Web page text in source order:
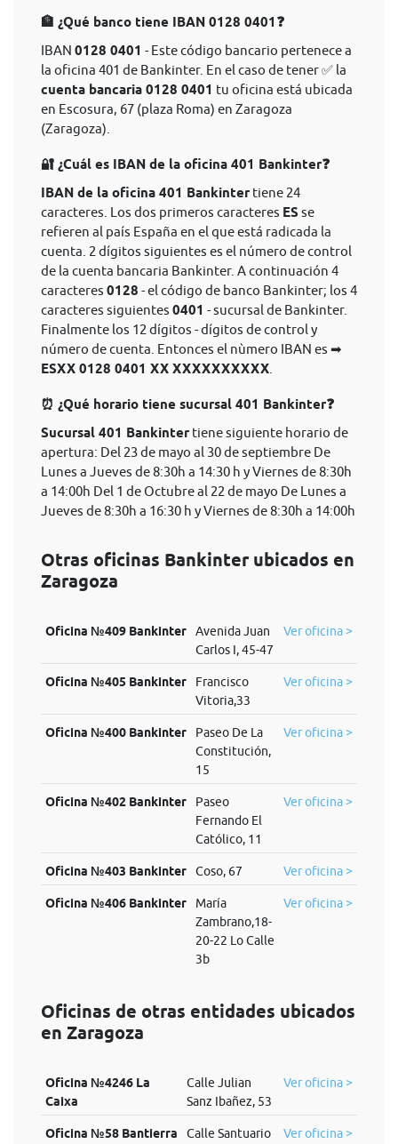
🏦 ¿Qué banco tiene IBAN 0128 0401❓
IBAN 0128 0401 - Este código bancario pertenece a
la oficina 401 de Bankinter. En el caso de tener ✅ la
cuenta bancaria 0128 0401 tu oficina está ubicada
en Escosura, 67 (plaza Roma) en Zaragoza
(Zaragoza).
🔐 ¿Cuál es IBAN de la oficina 401 Bankinter❓
IBAN de la oficina 401 Bankinter tiene 24
caracteres. Los dos primeros caracteres ES se
refieren al país España en el que está radicada la
cuenta. 2 dígitos siguientes es el número de control
de la cuenta bancaria Bankinter. A continuación 4
caracteres 0128 - el código de banco Bankinter; los 4
caracteres siguientes 0401 - sucursal de Bankinter.
Finalmente los 12 dígitos - dígitos de control y
número de cuenta. Entonces el nùmero IBAN es ➡
ESXX 0128 0401 XX XXXXXXXXXX
⏰ ¿Qué horario tiene sucursal 401 Bankinter❓
Sucursal 401 Bankinter tiene siguiente horario de
apertura: Del 23 de mayo al 30 de septiembre De
Lunes a Jueves de 8:30h a 14:30 h y Viernes de 8:30h
a 14:00h Del 1 de Octubre al 22 de mayo De Lunes a
Jueves de 8:30h a 16:30 h y Viernes de 8:30h a 14:00h
Otras oficinas Bankinter ubicados en
Zaragoza
Oficina №409 Bankinter
Avenida Juan
Carlos I, 45-47
Ver oficina >
Oficina №405 Bankinter
Francisco
Vitoria,33
Ver oficina >
Oficina №400 Bankinter
Paseo De La
Constitución,
15
Ver oficina >
Oficina №402 Bankinter
Paseo
Fernando El
Católico, 11
Ver oficina >
Oficina №403 Bankinter Coso, 67 Ver oficina >
Oficina №406 Bankinter
María
Zambrano,18-
20-22 Lo Calle
3b
Ver oficina >
Oficinas de otras entidades ubicados
en Zaragoza
Oficina №4246 La
Caixa
Calle Julian
Sanz Ibañez, 53
Ver oficina >
Oficina №58 Bantierra
Calle Santuario
Ver oficina >